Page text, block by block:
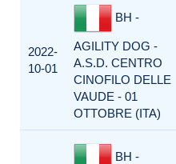
2022-
10-01
BH -
AGILITY DOG -
A.S.D. CENTRO
CINOFILO DELLE
VAUDE - 01
OTTOBRE (ITA)
BH -